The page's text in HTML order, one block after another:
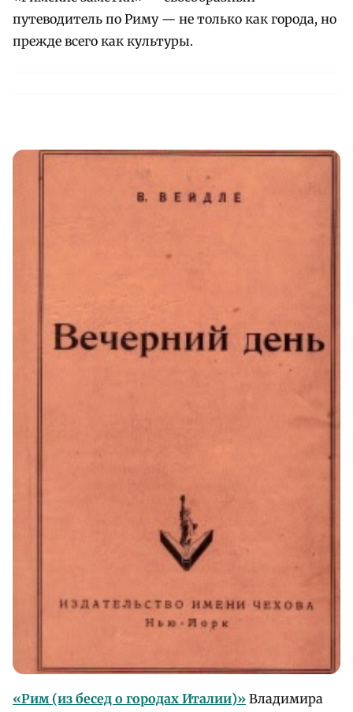
путеводитель по Риму — не только как города, но
прежде всего как культуры.
«Рим (из бесед о городах Италии)» Владимира